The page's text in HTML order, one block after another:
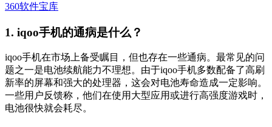
360软件宝库
1. iqoo手机的通病是什么？
iqoo手机在市场上备受瞩目，但也存在一些通病。最常见的问
题之一是电池续航能力不理想。由于iqoo手机多数配备了高刷
新率的屏幕和强大的处理器，这会对电池寿命造成一定影响。
一些用户反馈称，他们在使用大型应用或进行高强度游戏时，
电池很快就会耗尽。